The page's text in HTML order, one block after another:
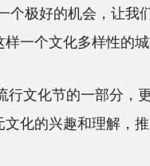
极好的机会，让我
一个文化多样性的
文化节的一部分，
化的兴趣和理解，